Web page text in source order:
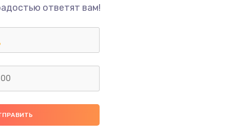
ответят вам!